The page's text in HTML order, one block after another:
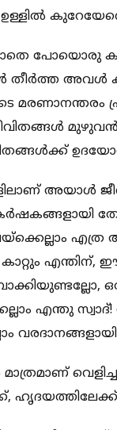
പോയൊരു
തീര്‍ത്ത അവള്‍
അയാള്‍
എന്തിന്,
എന്തു
വെളിച്ചം